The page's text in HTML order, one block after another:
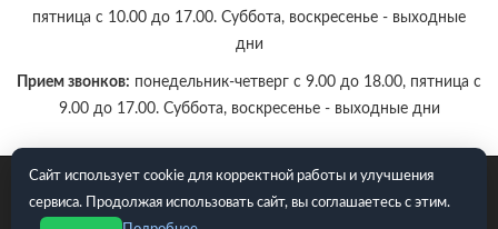
пятница с 10.00 до 17.00. Суббота, воскресенье - выходные
дни
Прием звонков: понедельник-четверг с 9.00 до 18.00, пятница с
9.00 до 17.00. Суббота, воскресенье - выходные дни
E-mail для заявок: zakaz@neopart.ru. Телефон:8(495)109-42-
46
Сайт использует cookie для корректной работы и улучшения
сервиса. Продолжая использовать сайт, вы соглашаетесь с этим.